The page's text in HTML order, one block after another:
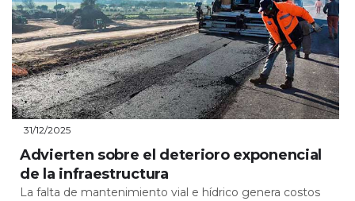
31/12/2025
Advierten sobre el deterioro exponencial
de la infraestructura
La falta de mantenimiento vial e hídrico genera costos